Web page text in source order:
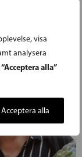
visa
analysera
“Acceptera alla”
Acceptera alla